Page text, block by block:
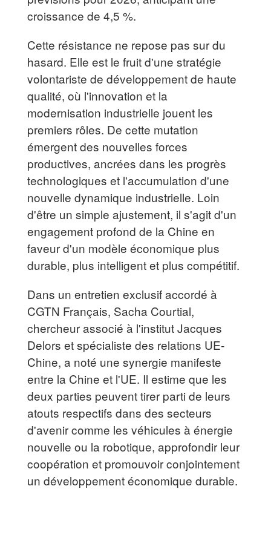
croissance de 4,5 %.
Cette résistance ne repose pas sur du
hasard. Elle est le fruit d'une stratégie
volontariste de développement de haute
qualité, où l'innovation et la
modernisation industrielle jouent les
premiers rôles. De cette mutation
émergent des nouvelles forces
productives, ancrées dans les progrès
technologiques et l'accumulation d'une
nouvelle dynamique industrielle. Loin
d'être un simple ajustement, il s'agit d'un
engagement profond de la Chine en
faveur d'un modèle économique plus
durable, plus intelligent et plus compétitif.
Dans un entretien exclusif accordé à
CGTN Français, Sacha Courtial,
chercheur associé à l'institut Jacques
Delors et spécialiste des relations UE-
Chine, a noté une synergie manifeste
entre la Chine et l'UE. Il estime que les
deux parties peuvent tirer parti de leurs
atouts respectifs dans des secteurs
d'avenir comme les véhicules à énergie
nouvelle ou la robotique, approfondir leur
coopération et promouvoir conjointement
un développement économique durable.